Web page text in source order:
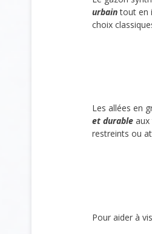
urbaintout en
choix
Les allées en
et durable aux
restreints ou
Pour aider à